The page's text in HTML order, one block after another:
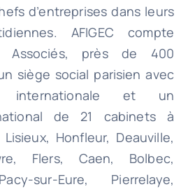
d’entreprises dans leurs
AFIGEC compte
Associés, près de 400
siège social parisien avec
internationale et un
de 21 cabinets à
Honfleur, Deauville,
Flers, Caen, Bolbec,
sur-Eure, Pierrelaye,